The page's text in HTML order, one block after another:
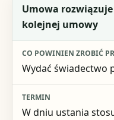
Sytuacja
Termin
Umowa
kolejnej umowy
Wydać świadectwo
W dniu ustania